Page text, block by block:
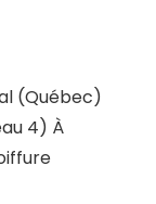
(Québec)
4) À